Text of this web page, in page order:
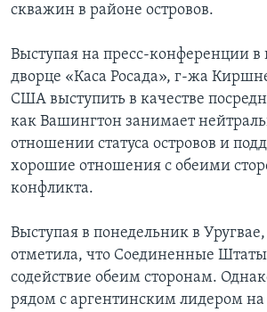
скважин в районе островов.
Выступая на пресс-конференции в
дворце «Каса Росада», г-жа
США выступить в качестве
как Вашингтон занимает
отношении статуса островов и
хорошие отношения с обеими
конфликта.
Выступая в понедельник в
отметила, что Соединенные Штаты
содействие обеим сторонам.
рядом с аргентинским лидером на